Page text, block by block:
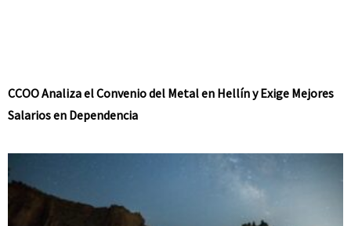
CCOO Analiza el Convenio del Metal en Hellín y Exige Mejores
Salarios en Dependencia